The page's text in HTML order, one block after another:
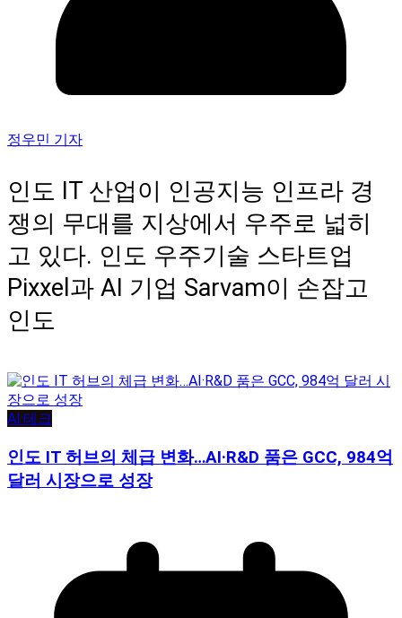
정우민 기자
인도 IT 산업이 인공지능 인프라 경
쟁의 무대를 지상에서 우주로 넓히
고 있다. 인도 우주기술 스타트업
Pixxel과 AI 기업 Sarvam이 손잡고
인도
AI·테크
인도 IT 허브의 체급 변화…AI·R&D 품은 GCC, 984억
달러 시장으로 성장